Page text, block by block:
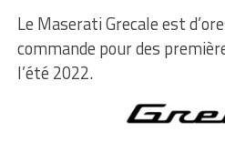
Le Maserati Grecale est
commande pour des
l’été 2022.